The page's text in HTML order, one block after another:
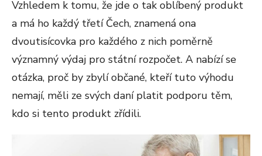
Vzhledem k tomu, že jde o tak oblíbený produkt
a má ho každý třetí Čech, znamená ona
dvoutisícovka pro každého z nich poměrně
významný výdaj pro státní rozpočet. A nabízí se
otázka, proč by zbylí občané, kteří tuto výhodu
nemají, měli ze svých daní platit podporu těm,
kdo si tento produkt zřídili.